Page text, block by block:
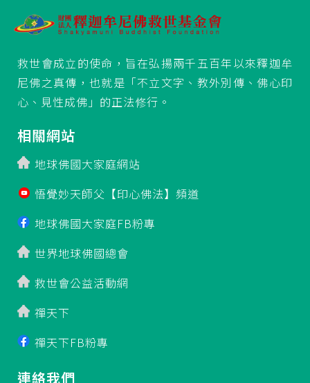
救世會成立的使命，旨在弘揚兩千五百年以來釋迦牟
尼佛之真傳，也就是「不立文字、教外別傳、佛心印
心、見性成佛」的正法修行。
相關網站
地球佛國大家庭網站
悟覺妙天師父【印心佛法】頻道
地球佛國大家庭FB粉專
世界地球佛國總會
救世會公益活動網
禪天下
禪天下FB粉專
連絡我們